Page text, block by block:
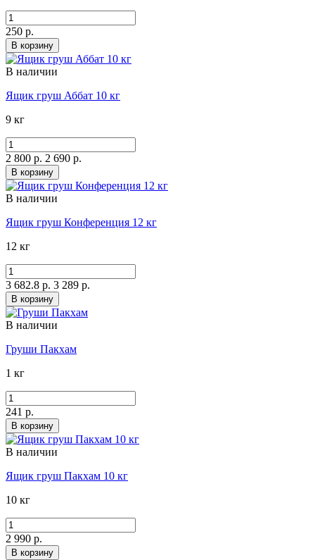
250 р.
В корзину
В наличии
Ящик груш Аббат 10 кг
9 кг
2 800 р. 2 690 р.
В корзину
В наличии
Ящик груш Конференция 12 кг
12 кг
3 682.8 р. 3 289 р.
В корзину
В наличии
Груши Пакхам
1 кг
241 р.
В корзину
В наличии
Ящик груш Пакхам 10 кг
10 кг
2 990 р.
В корзину